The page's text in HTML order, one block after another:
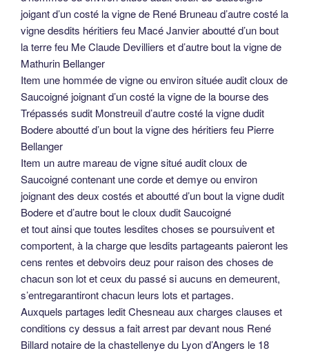
joigant d’un costé la vigne de René Bruneau d’autre costé la
vigne desdits héritiers feu Macé Janvier aboutté d’un bout
la terre feu Me Claude Devilliers et d’autre bout la vigne de
Mathurin Bellanger
Item une hommée de vigne ou environ située audit cloux de
Saucoigné joignant d’un costé la vigne de la bourse des
Trépassés sudit Monstreuil d’autre costé la vigne dudit
Bodere aboutté d’un bout la vigne des héritiers feu Pierre
Bellanger
Item un autre mareau de vigne situé audit cloux de
Saucoigné contenant une corde et demye ou environ
joignant des deux costés et aboutté d’un bout la vigne dudit
Bodere et d’autre bout le cloux dudit Saucoigné
et tout ainsi que toutes lesdites choses se poursuivent et
comportent, à la charge que lesdits partageants paieront les
cens rentes et debvoirs deuz pour raison des choses de
chacun son lot et ceux du passé si aucuns en demeurent,
s’entregarantiront chacun leurs lots et partages.
Auxquels partages ledit Chesneau aux charges clauses et
conditions cy dessus a fait arrest par devant nous René
Billard notaire de la chastellenye du Lyon d’Angers le 18